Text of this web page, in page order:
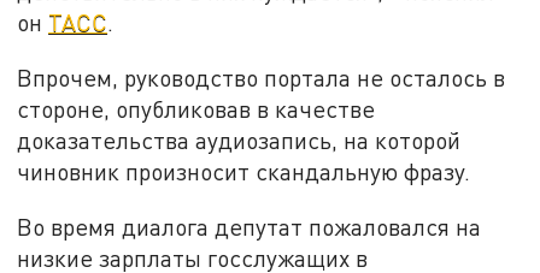
он ТАСС.
Впрочем, руководство портала не осталось в
стороне, опубликовав в качестве
доказательства аудиозапись, на которой
чиновник произносит скандальную фразу.
Во время диалога депутат пожаловался на
низкие зарплаты госслужащих в